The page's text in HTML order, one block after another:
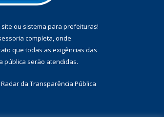
ou sistema para prefeituras!
completa, onde
que todas as exigências das
pública serão atendidas.
Radar da Transparência Pública